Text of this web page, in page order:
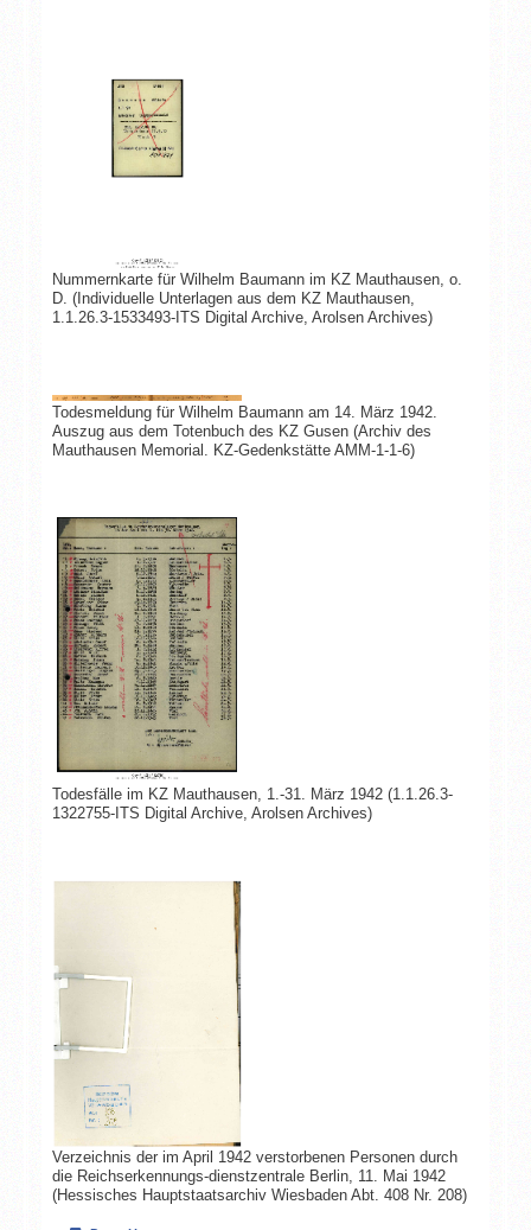
Nummernkarte für Wilhelm Baumann im KZ Mauthausen, o.
D. (Individuelle Unterlagen aus dem KZ Mauthausen,
1.1.26.3-1533493-ITS Digital Archive, Arolsen Archives)
Todesmeldung für Wilhelm Baumann am 14. März 1942.
Auszug aus dem Totenbuch des KZ Gusen (Archiv des
Mauthausen Memorial. KZ-Gedenkstätte AMM-1-1-6)
Todesfälle im KZ Mauthausen, 1.-31. März 1942 (1.1.26.3-
1322755-ITS Digital Archive, Arolsen Archives)
Verzeichnis der im April 1942 verstorbenen Personen durch
die Reichserkennungs-dienstzentrale Berlin, 11. Mai 1942
(Hessisches Hauptstaatsarchiv Wiesbaden Abt. 408 Nr. 208)